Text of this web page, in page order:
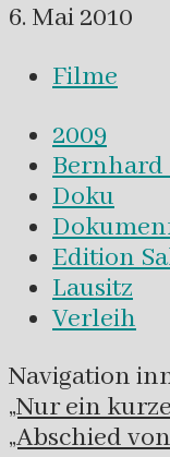
6. Mai 2010
Filme
2009
Doku
Edition
Lausitz
Verleih
Navigation
„Nur ein
„Abschied